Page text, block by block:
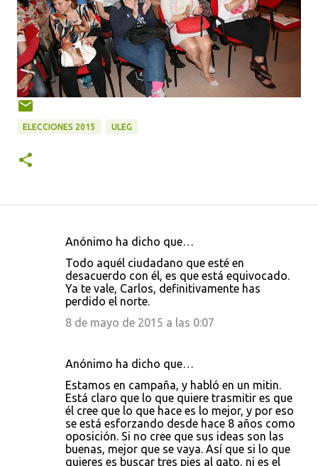
ELECCIONES 2015 ULEG
Anónimo ha dicho que…
Todo aquél ciudadano que esté en
desacuerdo con él, es que está equivocado.
Ya te vale, Carlos, definitivamente has
perdido el norte.
8 de mayo de 2015 a las 0:07
Anónimo ha dicho que…
Estamos en campaña, y habló en un mitin.
Está claro que lo que quiere trasmitir es que
él cree que lo que hace es lo mejor, y por eso
se está esforzando desde hace 8 años como
oposición. Si no cree que sus ideas son las
buenas, mejor que se vaya. Así que si lo que
quieres es buscar tres pies al gato, ni es el